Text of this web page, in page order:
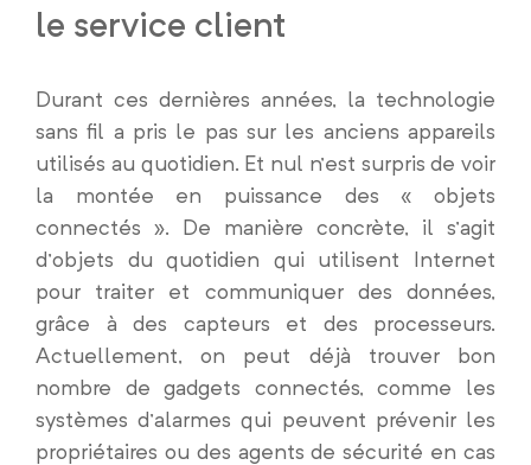
le service client
Durant ces dernières années, la technologie
sans fil a pris le pas sur les anciens appareils
utilisés au quotidien. Et nul n’est surpris de voir
la montée en puissance des « objets
connectés ». De manière concrète, il s’agit
d’objets du quotidien qui utilisent Internet
pour traiter et communiquer des données,
grâce à des capteurs et des processeurs.
Actuellement, on peut déjà trouver bon
nombre de gadgets connectés, comme les
systèmes d’alarmes qui peuvent prévenir les
propriétaires ou des agents de sécurité en cas